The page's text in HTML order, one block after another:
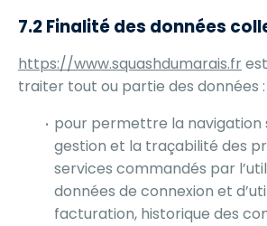
7.2 Finalité des données
https://www.squashdumarais.fr
traiter tout ou partie des données :
pour permettre la navigation
gestion et la traçabilité des
services commandés par
données de connexion et
facturation, historique des